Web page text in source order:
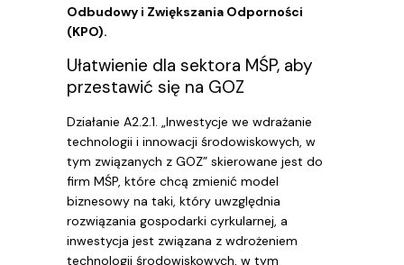
Odbudowy i Zwiększania Odporności
(KPO).
Ułatwienie dla sektora MŚP, aby
przestawić się na GOZ
Działanie A2.2.1. „Inwestycje we wdrażanie
technologii i innowacji środowiskowych, w
tym związanych z GOZ” skierowane jest do
firm MŚP, które chcą zmienić model
biznesowy na taki, który uwzględnia
rozwiązania gospodarki cyrkularnej, a
inwestycja jest związana z wdrożeniem
technologii środowiskowych, w tym